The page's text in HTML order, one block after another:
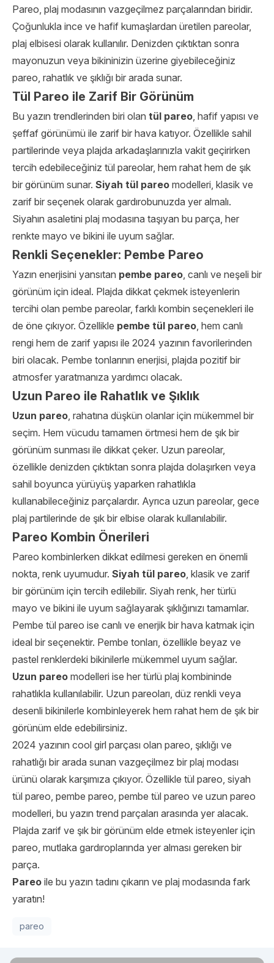
Pareo, plaj modasının vazgeçilmez parçalarından biridir.
Çoğunlukla ince ve hafif kumaşlardan üretilen pareolar,
plaj elbisesi olarak kullanılır. Denizden çıktıktan sonra
mayonuzun veya bikininizin üzerine giyebileceğiniz
pareo, rahatlık ve şıklığı bir arada sunar.
Tül Pareo ile Zarif Bir Görünüm
Bu yazın trendlerinden biri olan tül pareo, hafif yapısı ve
şeffaf görünümü ile zarif bir hava katıyor. Özellikle sahil
partilerinde veya plajda arkadaşlarınızla vakit geçirirken
tercih edebileceğiniz tül pareolar, hem rahat hem de şık
bir görünüm sunar. Siyah tül pareo modelleri, klasik ve
zarif bir seçenek olarak gardırobunuzda yer almalı.
Siyahın asaletini plaj modasına taşıyan bu parça, her
renkte mayo ve bikini ile uyum sağlar.
Renkli Seçenekler: Pembe Pareo
Yazın enerjisini yansıtan pembe pareo, canlı ve neşeli bir
görünüm için ideal. Plajda dikkat çekmek isteyenlerin
tercihi olan pembe pareolar, farklı kombin seçenekleri ile
de öne çıkıyor. Özellikle pembe tül pareo, hem canlı
rengi hem de zarif yapısı ile 2024 yazının favorilerinden
biri olacak. Pembe tonlarının enerjisi, plajda pozitif bir
atmosfer yaratmanıza yardımcı olacak.
Uzun Pareo ile Rahatlık ve Şıklık
Uzun pareo, rahatına düşkün olanlar için mükemmel bir
seçim. Hem vücudu tamamen örtmesi hem de şık bir
görünüm sunması ile dikkat çeker. Uzun pareolar,
özellikle denizden çıktıktan sonra plajda dolaşırken veya
sahil boyunca yürüyüş yaparken rahatlıkla
kullanabileceğiniz parçalardır. Ayrıca uzun pareolar, gece
plaj partilerinde de şık bir elbise olarak kullanılabilir.
Pareo Kombin Önerileri
Pareo kombinlerken dikkat edilmesi gereken en önemli
nokta, renk uyumudur. Siyah tül pareo, klasik ve zarif
bir görünüm için tercih edilebilir. Siyah renk, her türlü
mayo ve bikini ile uyum sağlayarak şıklığınızı tamamlar.
Pembe tül pareo ise canlı ve enerjik bir hava katmak için
ideal bir seçenektir. Pembe tonları, özellikle beyaz ve
pastel renklerdeki bikinilerle mükemmel uyum sağlar.
Uzun pareo modelleri ise her türlü plaj kombininde
rahatlıkla kullanılabilir. Uzun pareoları, düz renkli veya
desenli bikinilerle kombinleyerek hem rahat hem de şık bir
görünüm elde edebilirsiniz.
2024 yazının cool girl parçası olan pareo, şıklığı ve
rahatlığı bir arada sunan vazgeçilmez bir plaj modası
ürünü olarak karşımıza çıkıyor. Özellikle tül pareo, siyah
tül pareo, pembe pareo, pembe tül pareo ve uzun pareo
modelleri, bu yazın trend parçaları arasında yer alacak.
Plajda zarif ve şık bir görünüm elde etmek isteyenler için
pareo, mutlaka gardıroplarında yer alması gereken bir
parça.
Pareo ile bu yazın tadını çıkarın ve plaj modasında fark
yaratın!
pareo